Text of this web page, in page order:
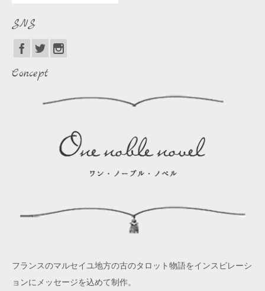
SNS
Concept
フランスのマルセイユ地方の古のタロット物語をインスピレーシ
ョンにメッセージを込めて制作。